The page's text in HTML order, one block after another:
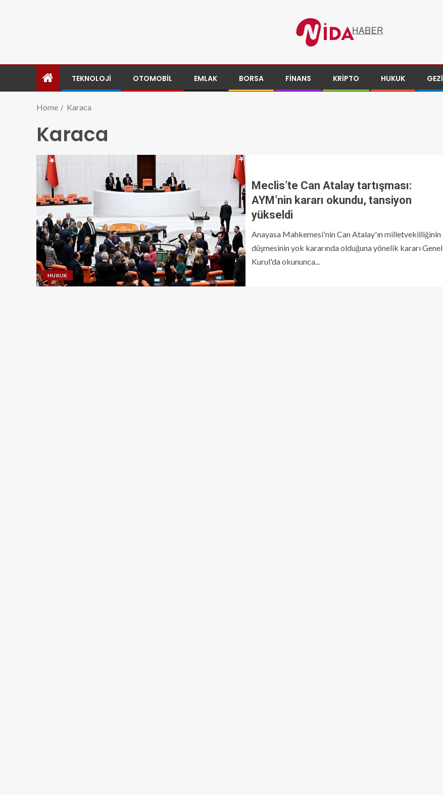
TEKNOLOJI OTOMOBIL EMLAK BORSA FINANS KRIPTO HUKUK GEZI
Home Karaca
Karaca
HUKUK
Meclis’te Can Atalay tartışması:
AYM’nin kararı okundu, tansiyon
yükseldi
Anayasa Mahkemesi'nin Can Atalay'ın milletvekilliğinin
düşmesinin yok kararında olduğuna yönelik kararı Genel
Kurul'da okununca...